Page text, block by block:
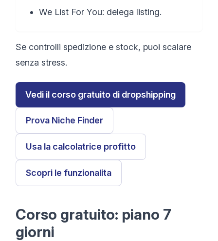
We List For You: delega listing.
Se controlli spedizione e stock, puoi scalare
senza stress.
Vedi il corso gratuito di dropshipping
Prova Niche Finder
Usa la calcolatrice profitto
Scopri le funzionalita
Corso gratuito: piano 7
giorni